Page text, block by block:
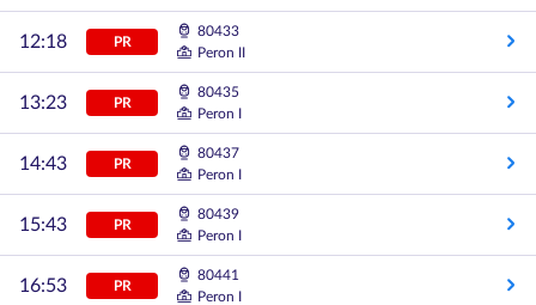
12:18 PR
80433
Peron II
13:23 PR
80435
Peron I
14:43 PR
80437
Peron I
15:43 PR
80439
Peron I
16:53 PR
80441
Peron I